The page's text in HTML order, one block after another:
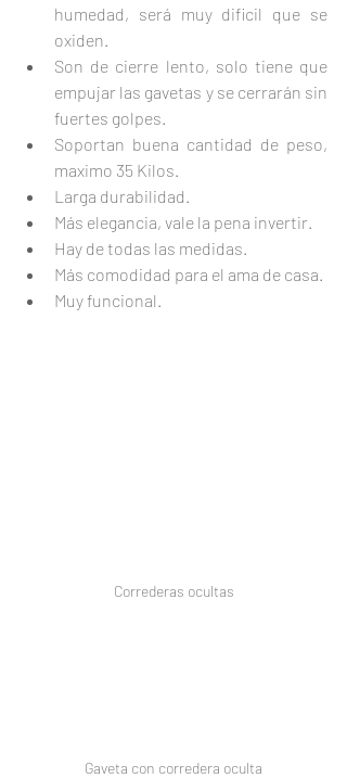
humedad, será muy dificil que se
oxiden.
Son de cierre lento, solo tiene que
empujar las gavetas y se cerrarán sin
fuertes golpes.
Soportan buena cantidad de peso,
maximo 35 Kilos.
Larga durabilidad.
Más elegancia, vale la pena invertir.
Hay de todas las medidas.
Más comodidad para el ama de casa.
Muy funcional.
Correderas ocultas
Gaveta con corredera oculta